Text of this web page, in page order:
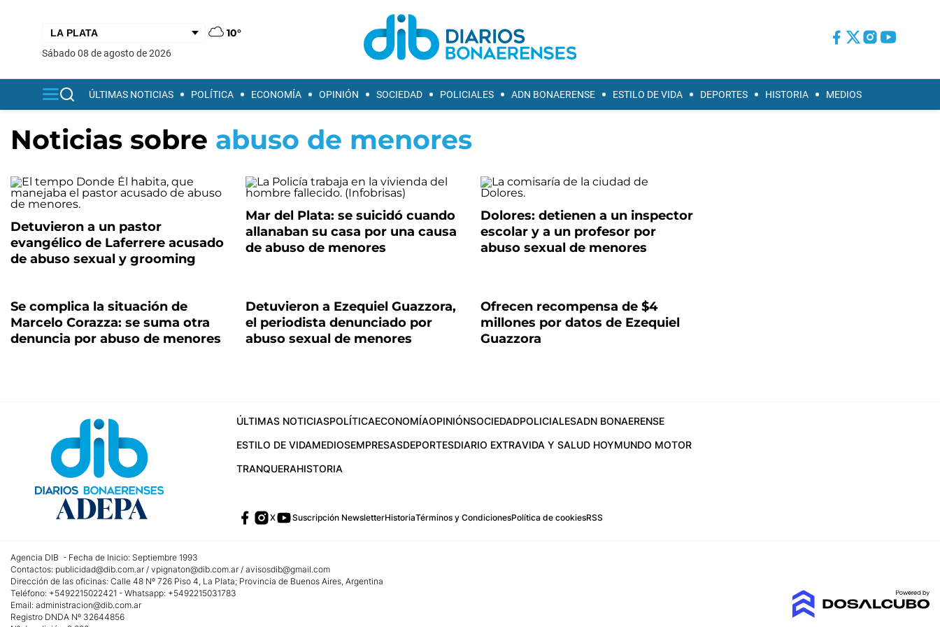
10°
sábado 08 de agosto de 2026
ÚLTIMAS NOTICIAS POLÍTICA ECONOMÍA OPINIÓN SOCIEDAD POLICIALES ADN BONAERENSE ESTILO DE VIDA DEPORTES HISTORIA MEDIOS
Noticias sobre abuso de menores
Detuvieron a un pastor
evangélico de Laferrere acusado
de abuso sexual y grooming
Mar del Plata: se suicidó cuando
allanaban su casa por una causa
de abuso de menores
Dolores: detienen a un inspector
escolar y a un profesor por
abuso sexual de menores
Se complica la situación de
Marcelo Corazza: se suma otra
denuncia por abuso de menores
Detuvieron a Ezequiel Guazzora,
el periodista denunciado por
abuso sexual de menores
Ofrecen recompensa de $4
millones por datos de Ezequiel
Guazzora
ÚLTIMAS NOTICIASPOLÍTICAECONOMÍAOPINIÓNSOCIEDADPOLICIALESADN BONAERENSE
ESTILO DE VIDAMEDIOSEMPRESASDEPORTESDIARIO EXTRAVIDA Y SALUD HOYMUNDO MOTOR
TRANQUERAHISTORIA
X Suscripción NewsletterHistoriaTérminos y CondicionesPolítica de cookiesRSS
Agencia DIB - Fecha de Inicio: Septiembre 1993
Contactos: publicidad@dib.com.ar / vpignaton@dib.com.ar / avisosdib@gmail.com
Dirección de las oficinas: Calle 48 Nº 726 Piso 4, La Plata; Provincia de Buenos Aires, Argentina
Teléfono: +5492215022421 - Whatsapp: +5492215031783
Email: administracion@dib.com.ar
Registro DNDA Nº 32644856